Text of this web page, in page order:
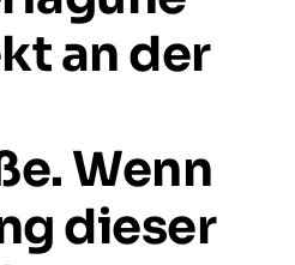
ander
Wenn
dieser